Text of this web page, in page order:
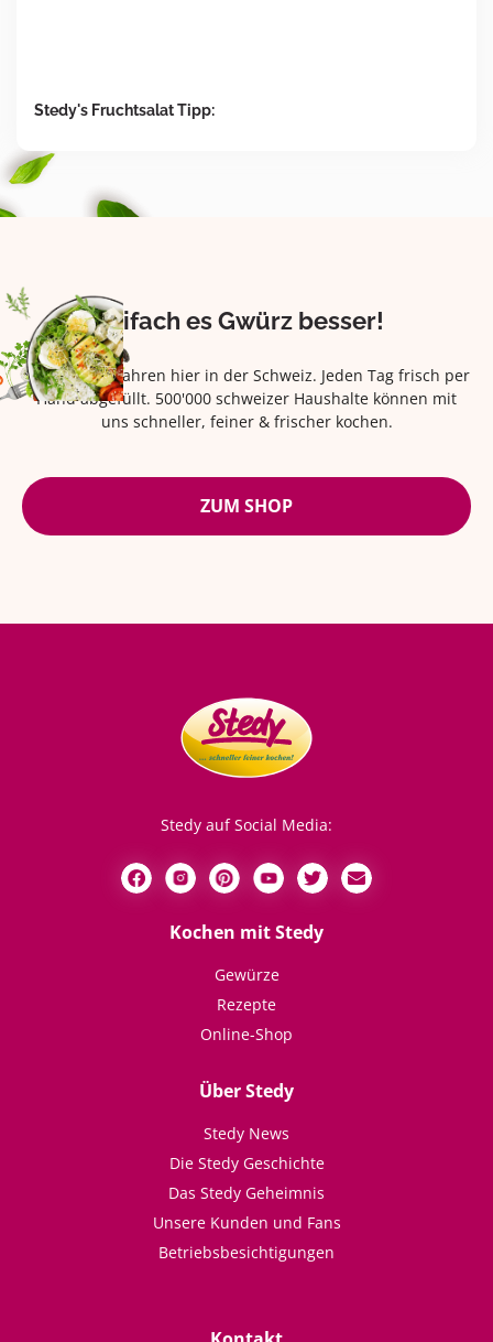
Stedy's Fruchtsalat Tipp:
Eifach es Gwürz besser!
Seit über 42 Jahren hier in der Schweiz. Jeden Tag frisch per
Hand abgefüllt. 500'000 schweizer Haushalte können mit
uns schneller, feiner & frischer kochen.
ZUM SHOP
Stedy auf Social Media:
Kochen mit Stedy
Gewürze
Rezepte
Online-Shop
Über Stedy
Stedy News
Die Stedy Geschichte
Das Stedy Geheimnis
Unsere Kunden und Fans
Betriebsbesichtigungen